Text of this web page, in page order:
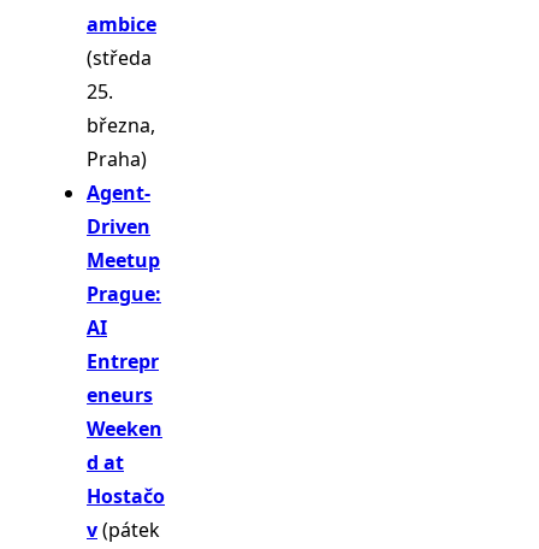
ambice
(středa
25.
března,
Praha)
Agent-
Driven
Meetup
Prague:
AI
Entrepr
eneurs
Weeken
d at
Hostačo
v(pátek